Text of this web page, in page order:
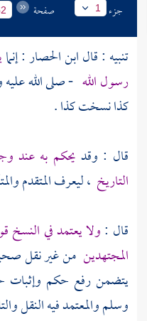
جزء 1 صفحة
تنبيه : قالابن الحصار: إنما
رسول الله - صلى الله
كذا نسخت كذا .
قال : وقد يحكم به عند
التاريخ ، ليعرف المتقدم
قال :ولا يعتمد في النسخ
المجتهدين من غير نقل
يتضمن رفع حكم وإثبات
وسلم والمعتمد فيه النقل